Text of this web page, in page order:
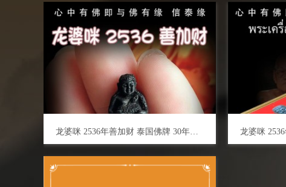
龙婆咪 2536年善加财 泰国佛牌 30年老牌 招财守财 魅力智慧 平安健康